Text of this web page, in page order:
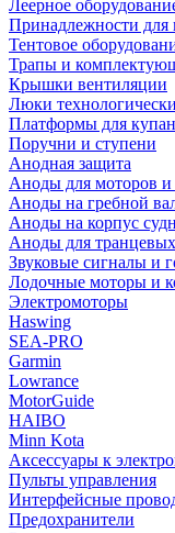
Леерное
Принадлежности для
Тентовое
Трапы и
Крышки вентиляции
Люки
Платформы для
Поручни и ступени
Анодная защита
Аноды для моторов и
Аноды на гребной
Аноды на корпус
Аноды для
Звуковые сигналы и
Лодочные моторы и
Электромоторы
Haswing
SEA-PRO
Garmin
Lowrance
MotorGuide
HAIBO
Minn Kota
Аксессуары к
Пульты управления
Интерфейсные
Предохранители